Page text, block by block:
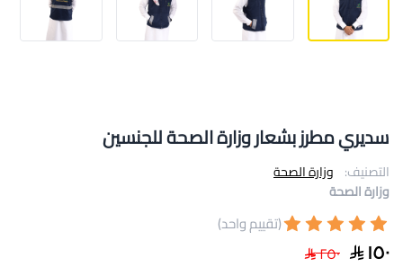
سديري مطرز بشعار وزارة الصحة للجنسين
التصنيف: وزارة الصحة
وزارة الصحة
(تقييم واحد)
١٥٠ ٢٥٠